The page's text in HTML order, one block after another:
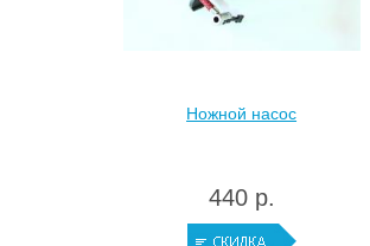
Ножной насос
440 р.